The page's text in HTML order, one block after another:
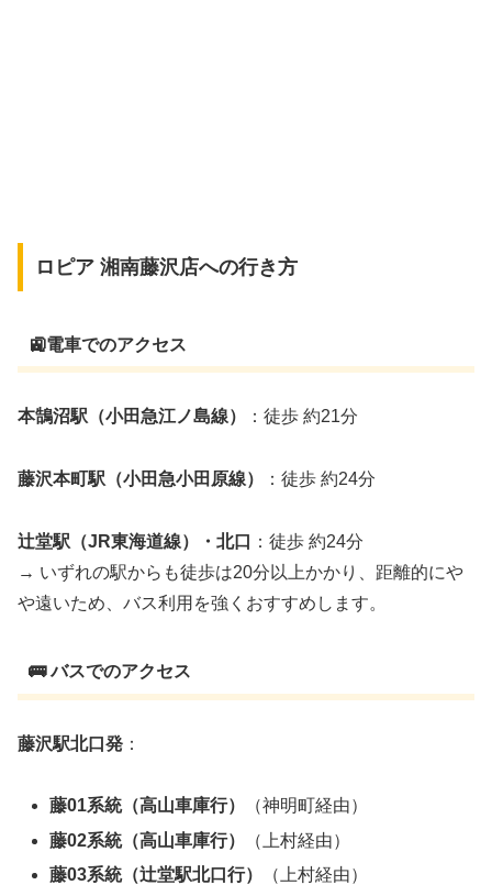
ロピア 湘南藤沢店への行き方
🚉電車でのアクセス
本鵠沼駅（小田急江ノ島線） ：徒歩 約21分
藤沢本町駅（小田急小田原線） ：徒歩 約24分
辻堂駅（JR東海道線）・北口
：徒歩 約24分
→ いずれの駅からも徒歩は20分以上かかり、距離的にや
や遠いため、バス利用を強くおすすめします。
🚌 バスでのアクセス
藤沢駅北口発 ：
藤01系統（高山車庫行）
（神明町経由）
藤02系統（高山車庫行）
（上村経由）
藤03系統（辻堂駅北口行）
（上村経由）